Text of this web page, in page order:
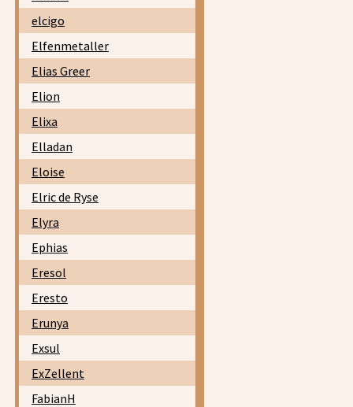
elcigo
Elfenmetaller
Elias Greer
Elion
Elixa
Elladan
Eloise
Elric de Ryse
Elyra
Ephias
Eresol
Eresto
Erunya
Exsul
ExZellent
FabianH